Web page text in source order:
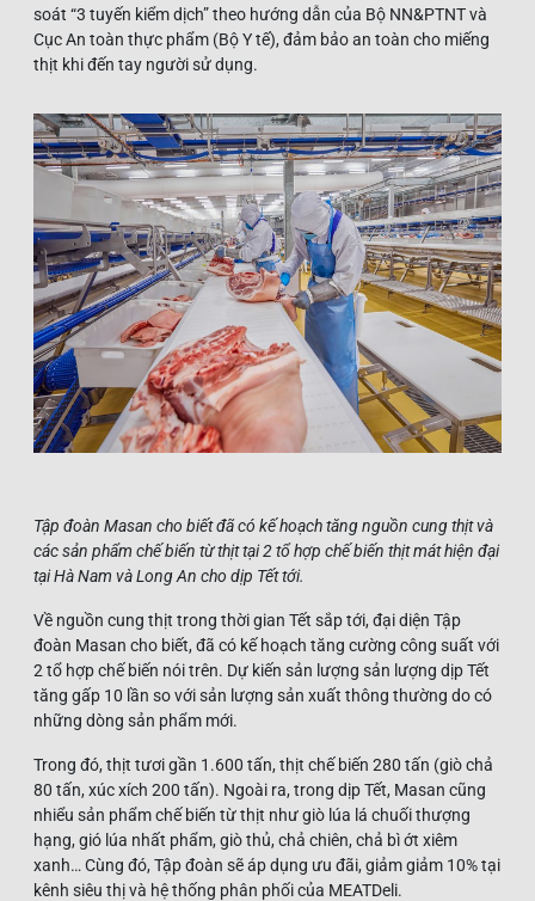
soát “3 tuyến kiểm dịch” theo hướng dẫn của Bộ NN&PTNT và
Cục An toàn thực phẩm (Bộ Y tế), đảm bảo an toàn cho miếng
thịt khi đến tay người sử dụng.
Tập đoàn Masan cho biết đã có kế hoạch tăng nguồn cung thịt và
các sản phẩm chế biến từ thịt tại 2 tổ hợp chế biến thịt mát hiện đại
tại Hà Nam và Long An cho dịp Tết tới.
Về nguồn cung thịt trong thời gian Tết sắp tới, đại diện Tập
đoàn Masan cho biết, đã có kế hoạch tăng cường công suất với
2 tổ hợp chế biến nói trên. Dự kiến sản lượng sản lượng dịp Tết
tăng gấp 10 lần so với sản lượng sản xuất thông thường do có
những dòng sản phẩm mới.
Trong đó, thịt tươi gần 1.600 tấn, thịt chế biến 280 tấn (giò chả
80 tấn, xúc xích 200 tấn). Ngoài ra, trong dịp Tết, Masan cũng
nhiểu sản phẩm chế biến từ thịt như giò lúa lá chuối thượng
hạng, gió lúa nhất phẩm, giò thủ, chả chiên, chả bì ớt xiêm
xanh… Cùng đó, Tập đoàn sẽ áp dụng ưu đãi, giảm giảm 10% tại
kênh siêu thị và hệ thống phân phối của MEATDeli.